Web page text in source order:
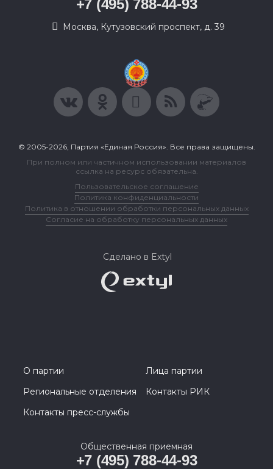
+7 (495) 788-44-93
Москва, Кутузовский проспект, д. 39
© 2005-2026, Партия «Единая Россия». Все права защищены.
При полном или частичном использовании материалов
ссылка на ресурс обязательна.
Пользовательское соглашение
Политика конфиденциальности
Политика в отношении обработки персональных данных
Согласие на обработку персональных данных
Сделано в Extyl
О партии
Лица партии
Региональные отделения
Контакты РИК
Контакты пресс-службы
Общественная приемная
+7 (495) 788-44-93